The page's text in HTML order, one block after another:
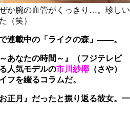
か腕の血管がくっきり…。珍しい
（笑）
連載中の「ライクの森」――。
あなたの時間～』（フジテレビ
人気モデルの市川紗椰 （さや）
フを綴るコラムだ。
正月』だったと振り返る彼女。一